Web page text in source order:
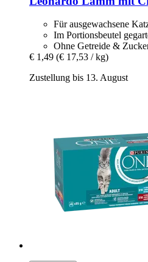
Für ausgewachsene
Im Portionsbeutel
Ohne Getreide &
€ 1,49 (€ 17,53 / kg)
Zustellung bis 13. August